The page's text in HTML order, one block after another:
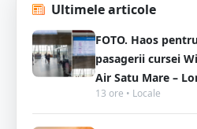
Ultimele articole
FOTO. Haos
pasagerii cursei
Air Satu Mare –
13 ore • Locale